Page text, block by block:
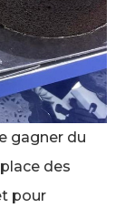
gagner du
des
pour